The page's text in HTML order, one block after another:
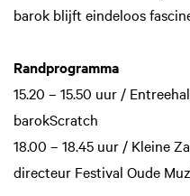
barok blijft eindeloos
Randprogramma
15.20 – 15.50 uur /
barokScratch
18.00 – 18.45 uur / Kleine
directeur Festival Oude